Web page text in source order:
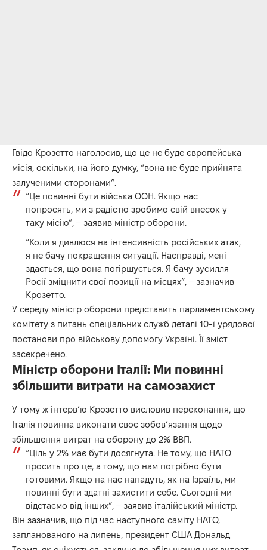
Гвідо Крозетто наголосив, що це не буде європейська
місія, оскільки, на його думку, “вона не буде прийнята
залученими сторонами”.
“Це повинні бути війська ООН. Якщо нас
попросять, ми з радістю зробимо свій внесок у
таку місію”, – заявив міністр оборони.
“Коли я дивлюся на інтенсивність російських атак,
я не бачу покращення ситуації. Насправді, мені
здається, що вона погіршується. Я бачу зусилля
Росії зміцнити свої позиції на місцях”, – зазначив
Крозетто.
У середу міністр оборони представить парламентському
комітету з питань спеціальних служб деталі 10-ї урядової
постанови про військову допомогу Україні. Її зміст
засекречено.
Міністр оборони Італії: Ми повинні
збільшити витрати на самозахист
У тому ж інтерв’ю Крозетто висловив переконання, що
Італія повинна виконати своє зобов’язання щодо
збільшення витрат на оборону до 2% ВВП.
“Ціль у 2% має бути досягнута. Не тому, що НАТО
просить про це, а тому, що нам потрібно бути
готовими. Якщо на нас нападуть, як на Ізраїль, ми
повинні бути здатні захистити себе. Сьогодні ми
відстаємо від інших”, – заявив італійський міністр.
Він зазначив, що під час наступного саміту НАТО,
запланованого на липень, президент США Дональд